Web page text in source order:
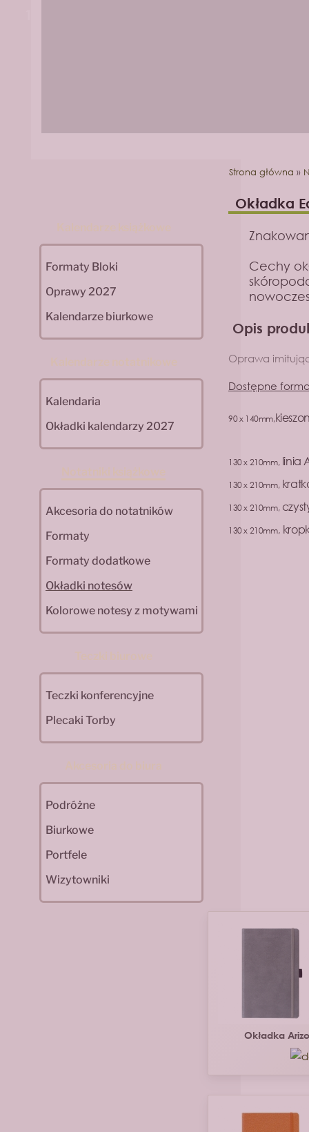
Formaty Bloki
Oprawy 2027
Kalendarze biurkowe
Kalendaria
Okładki kalendarzy 2027
Akcesoria do notatników
Formaty
Formaty dodatkowe
Okładki notesów
Kolorowe notesy z motywami
Teczki konferencyjne
Plecaki Torby
Podróżne
Biurkowe
Portfele
Wizytowniki
Strona główna »
Okładka
Cechy
Opis
Oprawa
Dostępne
90 x 140mm,
130 x 210mm, linia
130 x 210mm,
130 x 210mm,
130 x 210mm,
Okładka